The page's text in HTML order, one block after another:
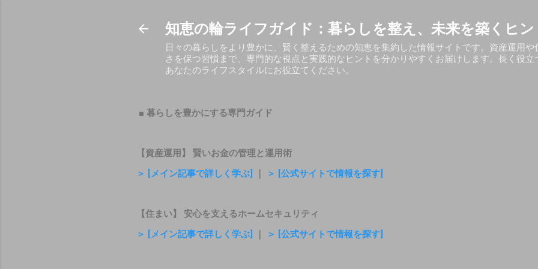
知恵の輪ライフガイド：暮らしを整え、未来を築くヒン
日々の暮らしをより豊かに、賢く整えるための知恵を集約した情報サイトです。資産運用
さを保つ習慣まで、専門的な視点と実践的なヒントを分かりやすくお届けします。長く役
あなたのライフスタイルにお役立てください。
■ 暮らしを豊かにする専門ガイド
【資産運用】 賢いお金の管理と運用術
＞ [メイン記事で詳しく学ぶ]
＞ [公式サイトで情報を探す]
【住まい】 安心を支えるホームセキュリティ
＞ [メイン記事で詳しく学ぶ]
＞ [公式サイトで情報を探す]